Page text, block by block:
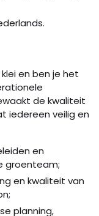
en ben je het
de kwaliteit
iedereen veilig en
en
groenteam;
en kwaliteit van
planning,